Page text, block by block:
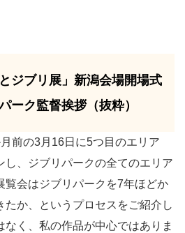
ジブリ展」新潟会場開場式
ーク監督挨拶（抜粋）
前の3月16日に5つ目のエリア
し、ジブリパークの全てのエリア
覧会はジブリパークを7年ほどか
たか、というプロセスをご紹介し
なく、私の作品が中心ではありま